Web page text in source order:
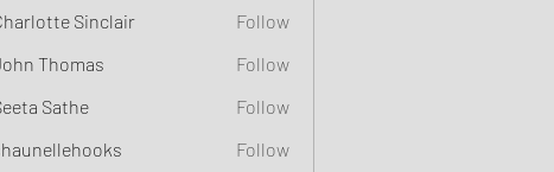
Sinclair
Follow
Thomas
Follow
Sathe
Follow
Follow